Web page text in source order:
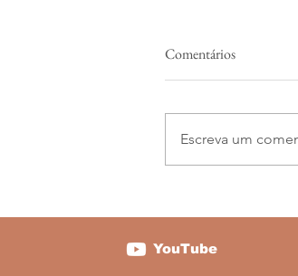
Baixo Estímulo
ar: Bullseye
História
Comentários
Escreva um
YouTube